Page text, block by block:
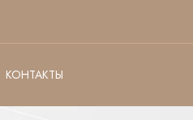
КОНТАКТЫ